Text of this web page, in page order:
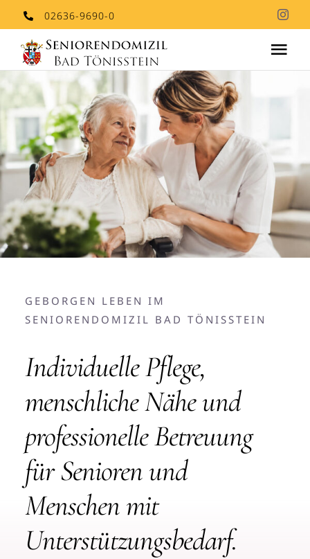
Skip
content
02636-9690-0
Aktuelles
Stationäre Pflege
Stellenangebote
Kontakt
GEBORGEN LEBEN IM
SENIORENDOMIZIL BAD TÖNISSTEIN
Individuelle Pflege,
menschliche Nähe und
professionelle Betreuung
für Senioren und
Menschen mit
Unterstützungsbedarf.